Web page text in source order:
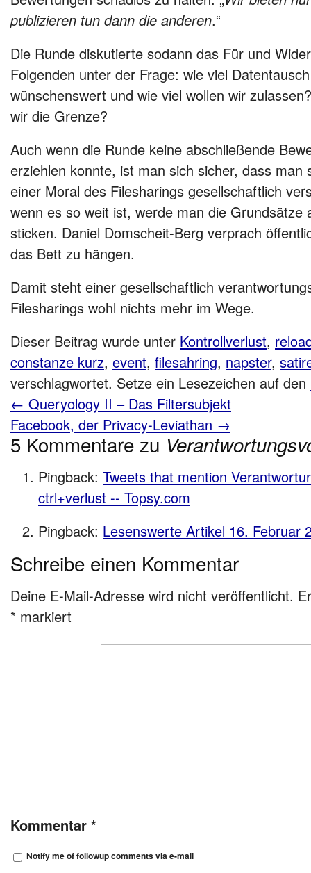
publizieren tun dann die anderen.“
Die Runde diskutierte sodann das Für und
Folgenden unter der Frage: wie viel
wünschenswert und wie viel wollen wir
wir die Grenze?
Auch wenn die Runde keine abschließende
erziehlen konnte, ist man sich sicher, dass man
einer Moral des Filesharings gesellschaftlich
wenn es so weit ist, werde man die Grundsätze
sticken. Daniel Domscheit-Berg verprach
das Bett zu hängen.
Damit steht einer gesellschaftlich
Filesharings wohl nichts mehr im Wege.
Dieser Beitrag wurde unter Kontrollverlust,
constanze kurz, event, filesahring, napster,
verschlagwortet. Setze ein Lesezeichen auf den
← Queryology II – Das Filtersubjekt
Facebook, der Privacy-Leviathan →
5 Kommentare zu
Pingback: Tweets that mention
ctrl+verlust -- Topsy.com
Pingback: Lesenswerte Artikel 16. Februar
Schreibe einen Kommentar
Deine E-Mail-Adresse wird nicht veröffentlicht.
* markiert
Kommentar *
Notify me of followup comments via e-mail